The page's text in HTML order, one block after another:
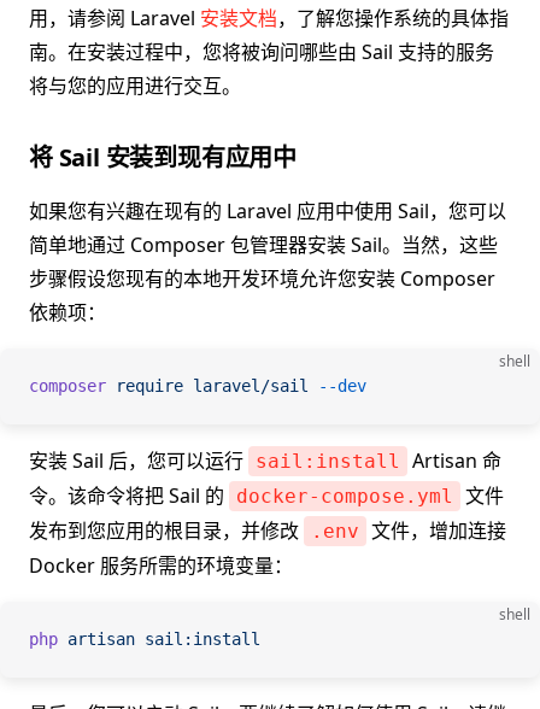
用，请参阅 Laravel 安装文档，了解您操作系统的具体指
南。在安装过程中，您将被询问哪些由 Sail 支持的服务
将与您的应用进行交互。
将 Sail 安装到现有应用中
如果您有兴趣在现有的 Laravel 应用中使用 Sail，您可以
简单地通过 Composer 包管理器安装 Sail。当然，这些
步骤假设您现有的本地开发环境允许您安装 Composer
依赖项：
shell
composer require laravel/sail --dev
安装 Sail 后，您可以运行 sail:install
Artisan 命
令。该命令将把 Sail 的
docker-compose.yml
文件
发布到您应用的根目录，并修改
.env 文件，增加连接
Docker 服务所需的环境变量：
shell
php artisan sail:install